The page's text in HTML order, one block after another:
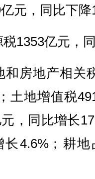
元，同比下降
亿元，同
地产相关
土地增值税
，同比增长
长4.6%；耕